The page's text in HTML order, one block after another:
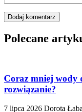
Polecane
Coraz mniej wody
rozwiązanie?
7 lipca 2026 Dorota